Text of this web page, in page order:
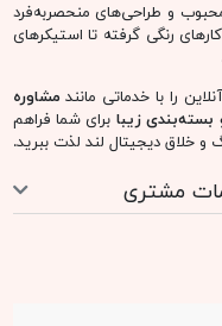
و طراحی‌های منحصربه‌فرد
رنگی گرفته تا استیکرهای
را با خدماتی مانندمشاوره
زیبا برای شما فراهم
و خلاق دیجیتال لند لذت ببرید.
مشتری